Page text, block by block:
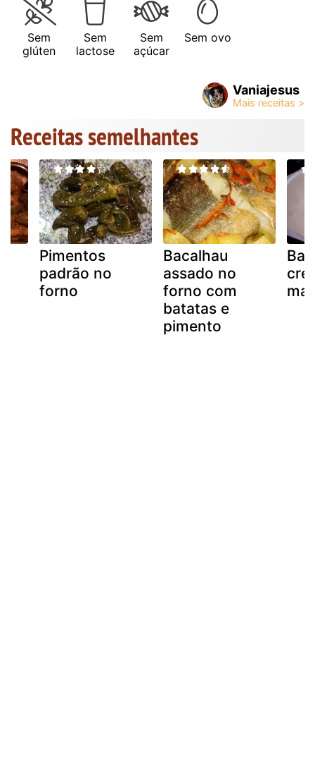
Sem
glúten
Sem
lactose
Sem
açúcar
Sem ovo
Vaniajesus
Receitas semelhantes
Pimentos
padrão no
forno
Bacalhau
assado no
forno com
batatas e
pimento